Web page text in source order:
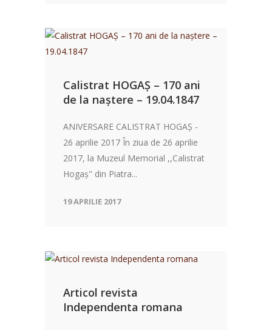
Calistrat HOGAȘ – 170 ani
de la naștere – 19.04.1847
ANIVERSARE CALISTRAT HOGAȘ -
26 aprilie 2017 În ziua de 26 aprilie
2017, la Muzeul Memorial ,,Calistrat
Hogaș" din Piatra...
19 APRILIE 2017
Articol revista
Independenta romana